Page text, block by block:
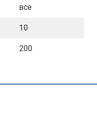
все
10
200